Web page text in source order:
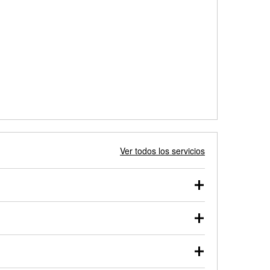
Ver todos los servicios
probarse dentro o fuera del vehículo y cargarse en
de nuestros profesionales te ayudará a encontrar
en el estacionamiento, o desmonta el